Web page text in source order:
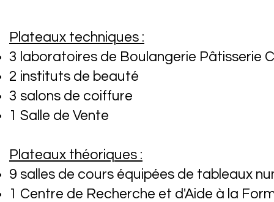
Plateaux techniques :
3 laboratoires de Boulangerie Pâtisserie
2 instituts de beauté
3 salons de coiffure
1 Salle de Vente
Plateaux théoriques :
9 salles de cours équipées de tableaux
1 Centre de Recherche et d'Aide à la